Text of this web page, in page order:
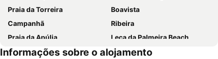
Praia da Torreira
Boavista
Campanhã
Ribeira
Praia da Apúlia
Leça da Palmeira Beach
Parque aquático de Amarante
Pavilhão Multiusos Gondomar
Informações sobre o alojamento